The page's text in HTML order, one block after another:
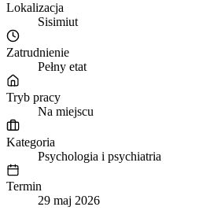
Lokalizacja
Sisimiut
Zatrudnienie
Pełny etat
Tryb pracy
Na miejscu
Kategoria
Psychologia i psychiatria
Termin
29 maj 2026